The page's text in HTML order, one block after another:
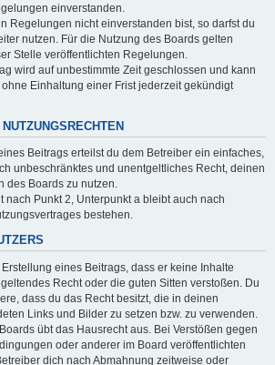
einverstanden.
Regelungen nicht einverstanden bist, so darfst du
nutzen. Für die Nutzung des Boards gelten
Stelle veröffentlichten Regelungen.
wird auf unbestimmte Zeit geschlossen und kann
Einhaltung einer Frist jederzeit gekündigt
Beitrags erteilst du dem Betreiber ein einfaches,
unbeschränktes und unentgeltliches Recht, deinen
des Boards zu nutzen.
nach Punkt 2, Unterpunkt a bleibt auch nach
bestehen.
eines Beitrags, dass er keine Inhalte
Recht oder die guten Sitten verstoßen. Du
dass du das Recht besitzt, die in deinen
Links und Bilder zu setzen bzw. zu verwenden.
übt das Hausrecht aus. Bei Verstößen gegen
oder anderer im Board veröffentlichten
dich nach Abmahnung zeitweise oder